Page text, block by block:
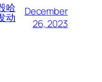
哈
动
December
26, 2023